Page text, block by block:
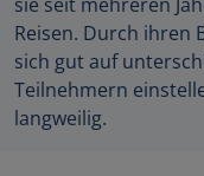
Reisen. Durch ihren
sich gut auf
Teilnehmern
langweilig.